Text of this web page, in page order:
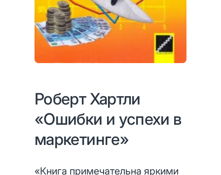
Роберт Хартли
«Ошибки и успехи в
маркетинге»
«Книга примечательна яркими